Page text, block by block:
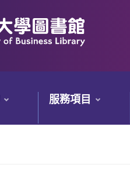
服務項目